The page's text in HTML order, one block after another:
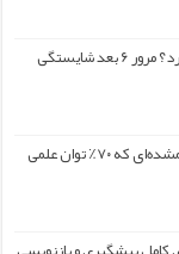
شایستگی
کتاب‌سنجی (Bibliometric)؛ سواد گمشده‌ای که ۷۰٪ توان علمی